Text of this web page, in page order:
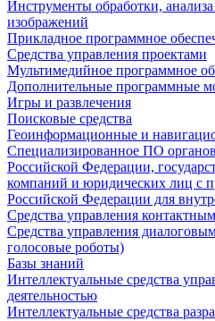
Инструменты обработки,
изображений
Прикладное программное
Средства управления проектами
Мультимедийное программное
Дополнительные программные
Игры и развлечения
Поисковые средства
Геоинформационные и
Специализированное ПО
Российской Федерации,
компаний и юридических лиц с
Российской Федерации для
Средства управления
Средства управления
голосовые роботы)
Базы знаний
Интеллектуальные средства
деятельностью
Интеллектуальные средства